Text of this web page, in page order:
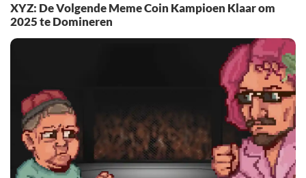
XYZ: De Volgende Meme Coin Kampioen Klaar om
2025 te Domineren